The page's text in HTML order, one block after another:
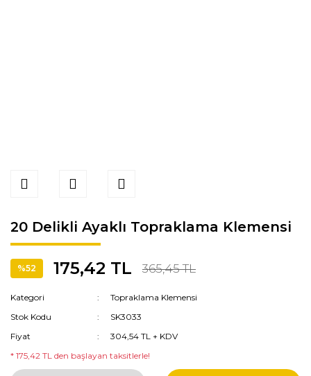
20 Delikli Ayaklı Topraklama Klemensi
%52 175,42 TL 365,45 TL
Kategori
Topraklama Klemensi
Stok Kodu
SK3033
Fiyat
304,54 TL + KDV
* 175,42 TL den başlayan taksitlerle!